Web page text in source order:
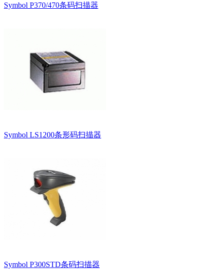
Symbol P370/470条码扫描器
Symbol LS1200条形码扫描器
Symbol P300STD条码扫描器